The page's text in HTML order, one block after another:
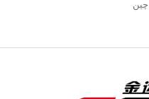
چین